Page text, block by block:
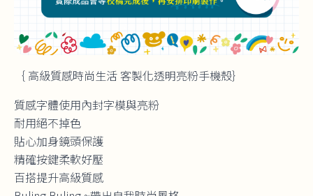
｛ 高級質感時尚生活 客製化透明亮粉手機殼｝
質感字體使用內封字模與亮粉
耐用絕不掉色
貼心加身鏡頭保護
精確按鍵柔軟好壓
百搭提升高級質感